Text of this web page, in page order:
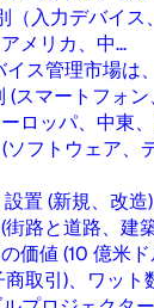
（入力デバイ
メリカ、中...
イス管理市場は
スマートフ
ロッパ、中東
フトウェア
置 (新規、改
路と道路、
価値 (10 億米
取引)、ワッ